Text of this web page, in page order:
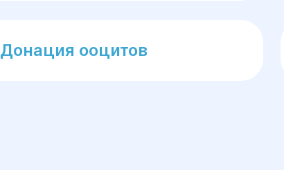
Донация ооцитов